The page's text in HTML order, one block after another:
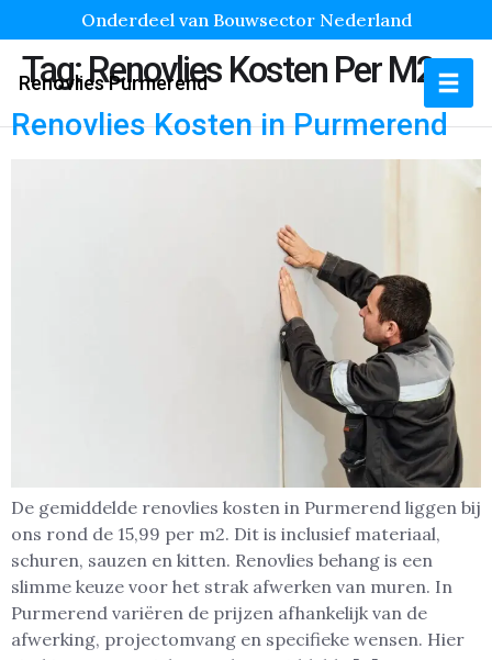
Onderdeel van Bouwsector Nederland
Renovlies Purmerend
Tag:Renovlies Kosten Per M2
Renovlies Kosten in Purmerend
De gemiddelde renovlies kosten in Purmerend liggen bij
ons rond de 15,99 per m2. Dit is inclusief materiaal,
schuren, sauzen en kitten. Renovlies behang is een
slimme keuze voor het strak afwerken van muren. In
Purmerend variëren de prijzen afhankelijk van de
afwerking, projectomvang en specifieke wensen. Hier